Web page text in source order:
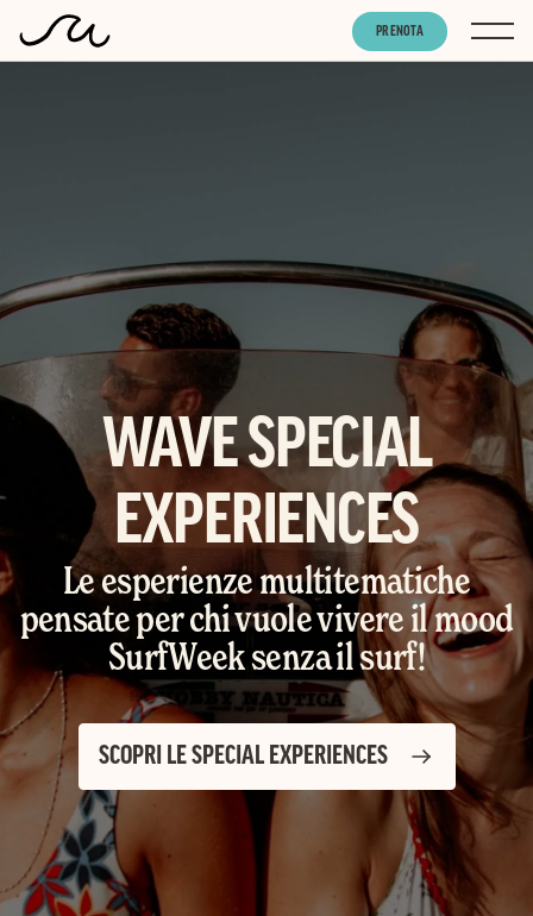
PRENOTA
WAVE SPECIAL
EXPERIENCES
Le esperienze multitematiche
pensate per chi vuole vivere il mood
SurfWeek senza il surf!
SCOPRI LE SPECIAL EXPERIENCES